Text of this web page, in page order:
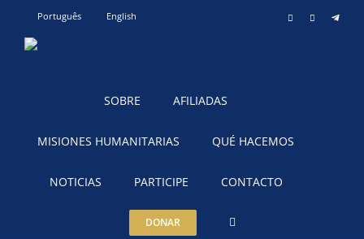
content
Português English InstagramYouTube
SOBRE AFILIADAS
MISIONES HUMANITARIAS QUÉ HACEMOS
NOTICIAS PARTICIPE CONTACTO
DONAR